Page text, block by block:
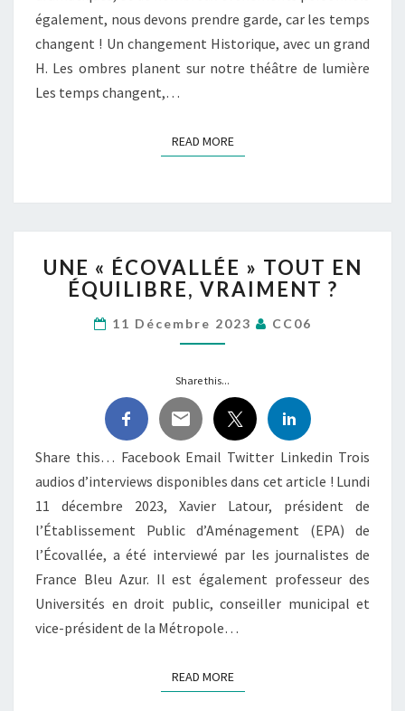
également, nous devons prendre garde, car les temps
changent ! Un changement Historique, avec un grand
H. Les ombres planent sur notre théâtre de lumière
Les temps changent,…
READ MOREREAD MORE
« ÉCOVALLÉE »
TOUT
ÉQUILIBRE,
VRAIMENT
UNE « ÉCOVALLÉE » TOUT EN
ÉQUILIBRE, VRAIMENT ?
11 Décembre 2023 CC06
Share this...
Share this… Facebook Email Twitter Linkedin Trois
audios d’interviews disponibles dans cet article ! Lundi
11 décembre 2023, Xavier Latour, président de
l’Établissement Public d’Aménagement (EPA) de
l’Écovallée, a été interviewé par les journalistes de
France Bleu Azur. Il est également professeur des
Universités en droit public, conseiller municipal et
vice-président de la Métropole…
READ MOREREAD MORE